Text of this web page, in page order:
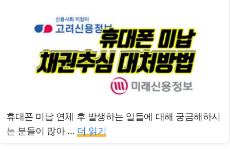
휴대폰 미납 연체 후 발생하는 일들에 대해 궁금해하시
는 분들이 많아 …더 읽기